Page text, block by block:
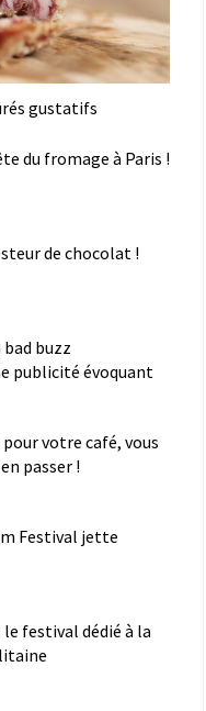
gustatifs
du fromage à Paris !
de chocolat !
bad buzz
publicité évoquant
votre café, vous
passer !
Festival jette
festival dédié à la